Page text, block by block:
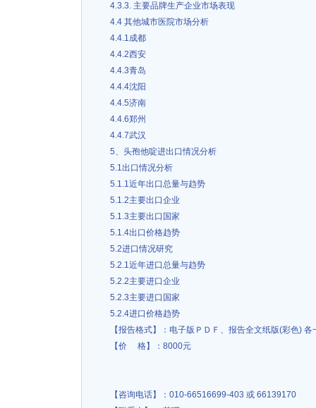
4.3.3. 主要品牌生产企业市场表现
4.4 其他城市医院市场分析
4.4.1成都
4.4.2西安
4.4.3青岛
4.4.4沈阳
4.4.5济南
4.4.6郑州
4.4.7武汉
5、头孢他啶进出口情况分析
5.1出口情况分析
5.1.1近年出口总量与趋势
5.1.2主要出口企业
5.1.3主要出口国家
5.1.4出口价格趋势
5.2进口情况研究
5.2.1近年进口总量与趋势
5.2.2主要进口企业
5.2.3主要进口国家
5.2.4进口价格趋势
【报告格式】：电子版ＰＤＦ、报告全文纸版(彩色) 各
【价 格】：8000元
【咨询电话】：010-66516699-403 或 66139170